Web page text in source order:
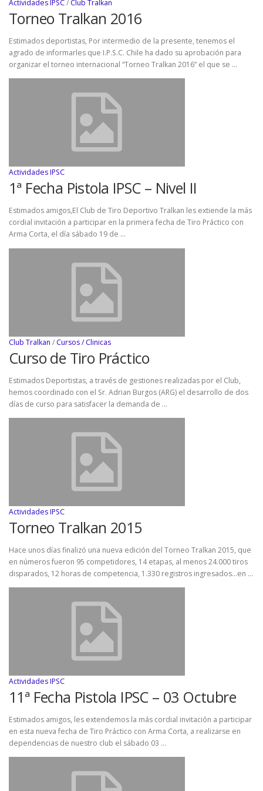
Actividades IPSC/Club Tralkan
Torneo Tralkan 2016
Estimados deportistas, Por intermedio de la presente, tenemos el
agrado de informarles que I.P.S.C. Chile ha dado su aprobación para
organizar el torneo internacional “Torneo Tralkan 2016” el que se …
Actividades IPSC
1ª Fecha Pistola IPSC – Nivel II
Estimados amigos,El Club de Tiro Deportivo Tralkan les extiende la más
cordial invitación a participar en la primera fecha de Tiro Práctico con
Arma Corta, el día sábado 19 de …
Club Tralkan /Cursos / Clinicas
Curso de Tiro Práctico
Estimados Deportistas, a través de gestiones realizadas por el Club,
hemos coordinado con el Sr. Adrian Burgos (ARG) el desarrollo de dos
días de curso para satisfacer la demanda de …
Actividades IPSC
Torneo Tralkan 2015
Hace unos días finalizó una nueva edición del Torneo Tralkan 2015, que
en números fueron 95 competidores, 14 etapas, al menos 24.000 tiros
disparados, 12 horas de competencia, 1.330 registros ingresados…en …
Actividades IPSC
11ª Fecha Pistola IPSC – 03 Octubre
Estimados amigos, les extendemos la más cordial invitación a participar
en esta nueva fecha de Tiro Práctico con Arma Corta, a realizarse en
dependencias de nuestro club el sábado 03 …